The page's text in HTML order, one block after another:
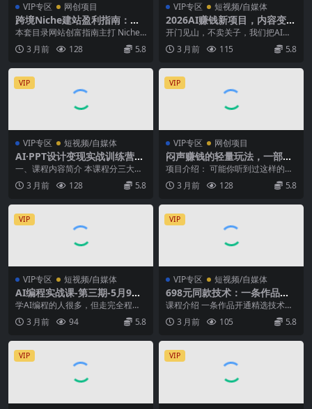
VIP专区 网创项目
跨境Niche建站盈利指南：精
准赛道布局加流量优化，手把
手打造赚钱网站
本套目录网站创富指南主打 Niche
细分赛道布局与 SEO 流量运营双核
心，全...
3 月前 128 5.8
VIP专区 短视频/自媒体
2026AI赚钱新项目，内容变现
单月破5W，全流程实操+AI工
具，无门槛可复制
开门见山，不卖关子，我们把AI创
作变现的项目课做出来了。这个项
目，刚测出来，新鲜...
3 月前 115 5.8
VIP
VIP专区 短视频/自媒体
AI·PPT设计变现实战训练营，
从0到1学AI设计+派单变现，
学完直接接真实订单赚钱
一、课程内容简介 本课程分三大阶
段带学员从0到1掌握AI+PPT设计技
能：基础夯...
3 月前 128 5.8
VIP
VIP专区 网创项目
闷声赚钱的轻量玩法，一部手
机15分钟，实测收益1000+稳
定不破功
项目介绍： 可能你听到过这样的说
法，公众号已经过气了，现在做公
众号太晚了 但事实...
3 月前 128 5.8
VIP
VIP专区 短视频/自媒体
AI编程实战课-第三期-5月9更
新：零基础从创意到变现，覆
盖全品类产品开发，把想法变
成赚钱项目
学AI编程的人很多，但走完全程的
人很少，通过AI编程做项目賺钱的
人更少。 有人卡...
3 月前 94 5.8
VIP
VIP专区 短视频/自媒体
698元同款技术：一条作品开
通抖音精选，可批量开号卖
号，也可代过接单赚钱
课程介绍 一条作品开通精选技术外
面代过接单240，成品号360 有人
测试一条过。...
3 月前 105 5.8
VIP VIP